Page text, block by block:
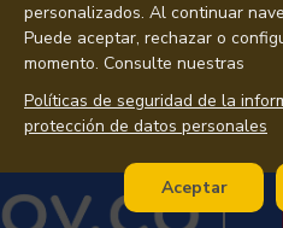
personalizados. Al continuar
Puede aceptar, rechazar o
momento. Consulte nuestras
Políticas de seguridad de la
protección de datos personales
Aceptar